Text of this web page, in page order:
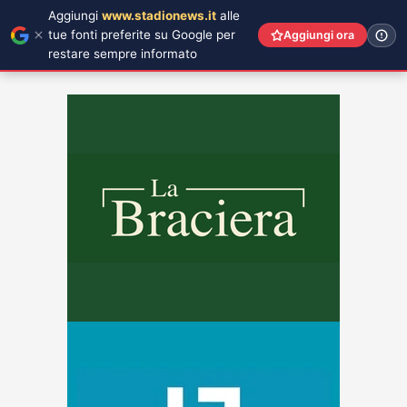
Aggiungi www.stadionews.it alle
tue fonti preferite su Google per
restare sempre informato
Aggiungi ora